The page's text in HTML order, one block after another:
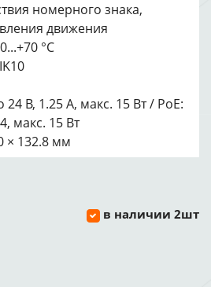
номерного знака,
движения
°C
В, 1.25 A, макс. 15 Вт / PoE:
макс. 15 Вт
× 132.8 мм
в наличии 2шт